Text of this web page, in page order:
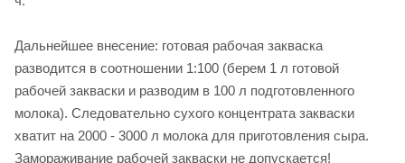
Дальнейшее внесение: готовая рабочая закваска
разводится в соотношении 1:100 (берем 1 л готовой
рабочей закваски и разводим в 100 л подготовленного
молока). Следовательно сухого концентрата закваски
хватит на 2000 - 3000 л молока для приготовления сыра.
Замораживание рабочей закваски не допускается!